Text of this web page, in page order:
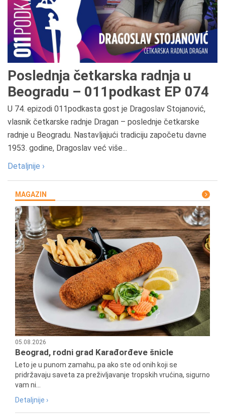
Poslednja četkarska radnja u
Beogradu – 011podkast EP 074
U 74. epizodi 011podkasta gost je Dragoslav Stojanović,
vlasnik četkarske radnje Dragan – poslednje četkarske
radnje u Beogradu. Nastavljajući tradiciju započetu davne
1953. godine, Dragoslav već više...
Detaljnije ›
MAGAZIN
05.08.2026
Beograd, rodni grad Karađorđeve šnicle
Leto je u punom zamahu, pa ako ste od onih koji se
pridržavaju saveta za preživljavanje tropskih vrućina, sigurno
vam ni...
Detaljnije ›